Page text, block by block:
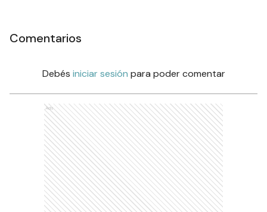
Comentarios
Debés iniciar sesión para poder comentar
Ads